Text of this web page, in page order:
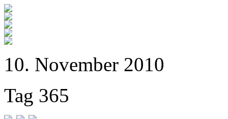
10. November 2010
Tag 365